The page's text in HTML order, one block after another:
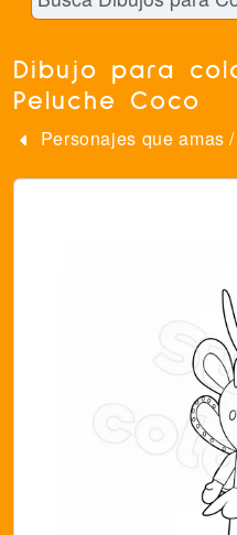
Dibujo para
Peluche Coco
Personajes que amas /